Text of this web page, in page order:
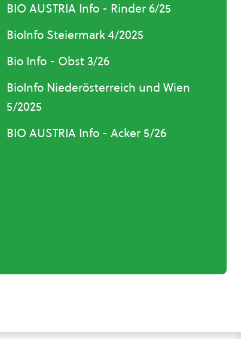
BIO AUSTRIA Info - Rinder 6/25
BioInfo Steiermark 4/2025
Bio Info - Obst 3/26
BioInfo Niederösterreich und Wien
5/2025
BIO AUSTRIA Info - Acker 5/26